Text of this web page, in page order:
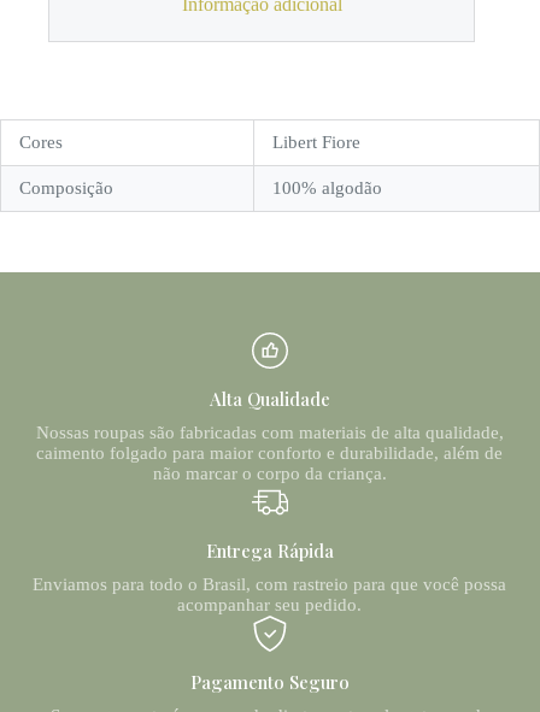
Informação adicional
Cores Libert Fiore
Composição 100% algodão
Alta Qualidade
Nossas roupas são fabricadas com materiais de alta qualidade,
caimento folgado para maior conforto e durabilidade, além de
não marcar o corpo da criança.
Entrega Rápida
Enviamos para todo o Brasil, com rastreio para que você possa
acompanhar seu pedido.
Pagamento Seguro